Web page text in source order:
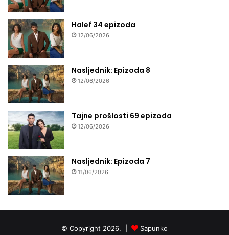
Halef 34 epizoda
12/06/2026
Nasljednik: Epizoda 8
12/06/2026
Tajne prošlosti 69 epizoda
12/06/2026
Nasljednik: Epizoda 7
11/06/2026
© Copyright 2026, | Sapunko